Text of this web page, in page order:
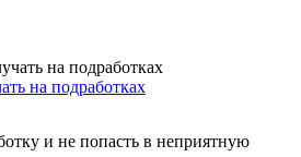
на подработках